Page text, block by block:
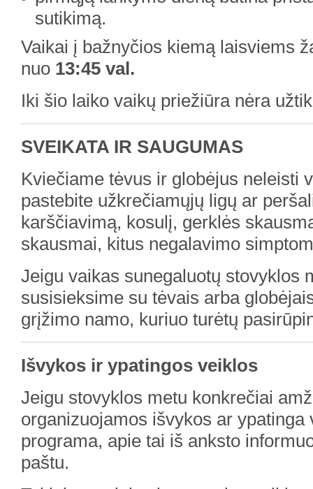
sutikimą.
Vaikai į bažnyčios kiemą laisviems
nuo 13:45 val.
Iki šio laiko vaikų priežiūra nėra
SVEIKATA IR SAUGUMAS
Kviečiame tėvus ir globėjus neleisti
pastebite užkrečiamųjų ligų ar
karščiavimą, kosulį, gerklės
skausmai, kitus negalavimo
Jeigu vaikas sunegaluotų stovyklos
susisieksime su tėvais arba
grįžimo namo, kuriuo turėtų
Išvykos ir ypatingos veiklos
Jeigu stovyklos metu konkrečiai
organizuojamos išvykos ar ypatinga
programa, apie tai iš anksto
paštu.